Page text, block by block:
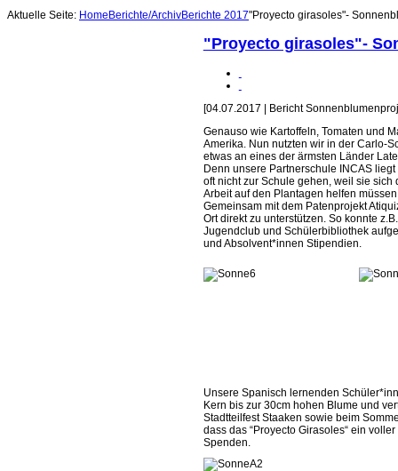
Aktuelle Seite: Home Berichte/ArchivBerichte 2017"Proyecto girasoles"-
"Proyecto girasoles"-
[04.07.2017 | Bericht
Genauso wie Kartoffeln, Tomaten und
Amerika. Nun nutzten wir in der Carlo-
etwas an eines der ärmsten Länder
Denn unsere Partnerschule INCAS
oft nicht zur Schule gehen, weil sie
Arbeit auf den Plantagen helfen
Gemeinsam mit dem Patenprojekt
Ort direkt zu unterstützen. So konnte
Jugendclub und Schülerbibliothek
und Absolvent*innen Stipendien.
Unsere Spanisch lernenden
Kern bis zur 30cm hohen Blume und
Stadtteilfest Staaken sowie beim
dass das “Proyecto Girasoles“ ein
Spenden.